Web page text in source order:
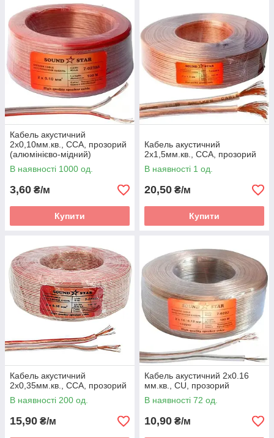
Кабель акустичний
2х0,10мм.кв., CCA, прозорий
(алюмінієво-мідний)
В наявності 1000 од.
3,60 ₴/м
Купити
Кабель акустичний
2х1,5мм.кв., CCA, прозорий
В наявності 1 од.
20,50 ₴/м
Купити
Кабель акустичний
2х0,35мм.кв., CCA, прозорий
В наявності 200 од.
15,90 ₴/м
Кабель акустичний 2х0.16
мм.кв., CU, прозорий
В наявності 72 од.
10,90 ₴/м